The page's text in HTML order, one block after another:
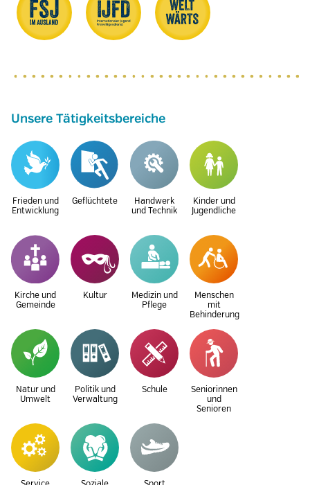
Unsere Tätigkeitsbereiche
Frieden und
Entwicklung
Geflüchtete
Handwerk
und Technik
Kinder und
Jugendliche
Kirche und
Gemeinde
Kultur
Medizin und
Pflege
Menschen
mit
Behinderung
Natur und
Umwelt
Politik und
Verwaltung
Schule
Seniorinnen
und
Senioren